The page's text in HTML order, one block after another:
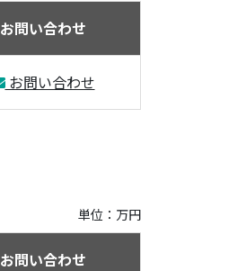
お問い合わせ
お問い合わせ
単位：万円
お問い合わせ